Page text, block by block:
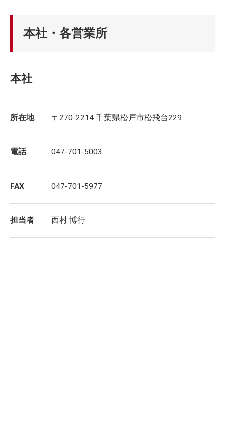
本社・各営業所
本社
所在地 〒270-2214 千葉県松戸市松飛台229
電話 047-701-5003
FAX 047-701-5977
担当者 西村 博行